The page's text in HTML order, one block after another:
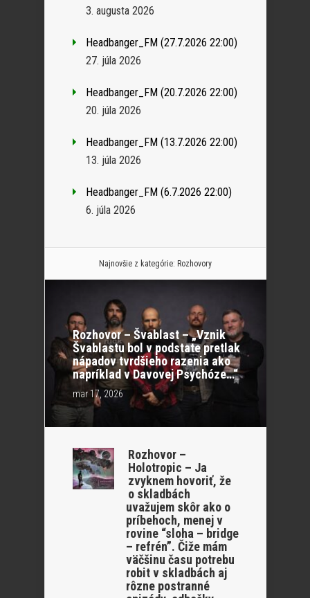
3. augusta 2026
Headbanger_FM (27.7.2026 22:00)
27. júla 2026
Headbanger_FM (20.7.2026 22:00)
20. júla 2026
Headbanger_FM (13.7.2026 22:00)
13. júla 2026
Headbanger_FM (6.7.2026 22:00)
6. júla 2026
Najnovšie z kategórie: Rozhovory
Rozhovor – Švablast – „Vznik
Švablastu bol v podstate pretlak
nápadov tvrdšieho razenia ako
napríklad v Davovej Psychóze…“
mar 17, 2026
Rozhovor –
Holotropic – Ja
zvyknem hovoriť, že
o skladbách
uvažujem skôr ako o
príbehoch, menej v
rovine “sloha – bridge
– refrén”. Čiže mám
väčšinu času potrebu
robit v skladbách aj
rôzne postranné